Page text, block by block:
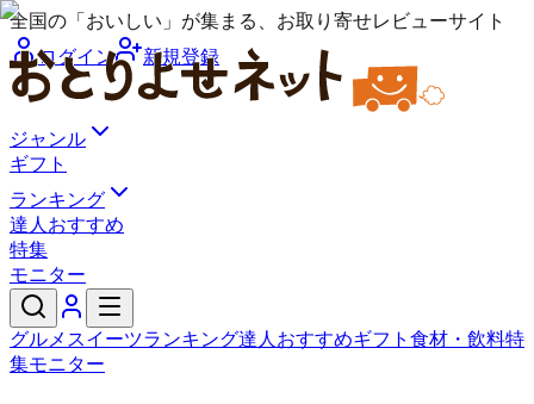
全国の「おいしい」が集まる、お取り寄せレビューサイト
ログイン
新規登録
ジャンル
ギフト
ランキング
達人おすすめ
特集
モニター
グルメ スイーツランキング達人おすすめギフト 食材・飲料特
集モニター